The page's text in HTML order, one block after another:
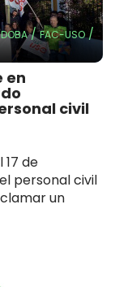
/FAC-USO/
en
civil
17 de
personal civil
un